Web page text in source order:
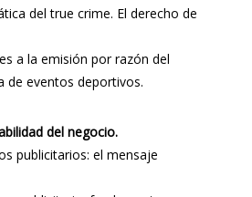
del true crime. El derecho de
a la emisión por razón del
de eventos deportivos.
del negocio.
publicitarios: el mensaje